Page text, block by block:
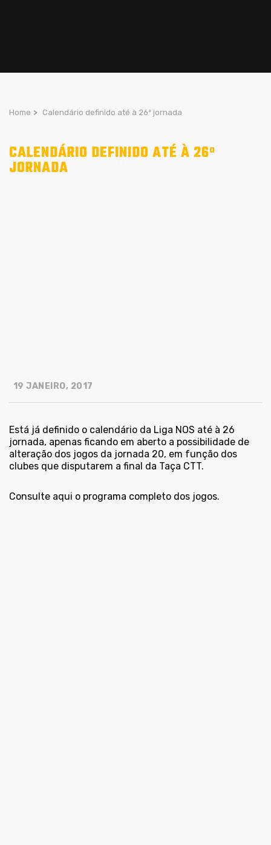
Home > Calendário definido até à 26ª jornada
CALENDÁRIO DEFINIDO ATÉ À 26ª
JORNADA
19 JANEIRO, 2017
Está já definido o calendário da Liga NOS até à 26
jornada, apenas ficando em aberto a possibilidade de
alteração dos jogos da jornada 20, em função dos
clubes que disputarem a final da Taça CTT.
Consulte aqui o programa completo dos jogos.